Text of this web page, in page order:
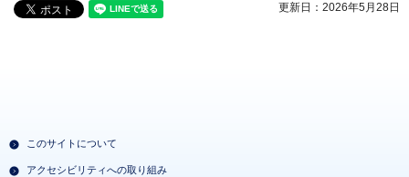
更新日：2026年5月28日
このサイトについて
アクセシビリティへの取り組み